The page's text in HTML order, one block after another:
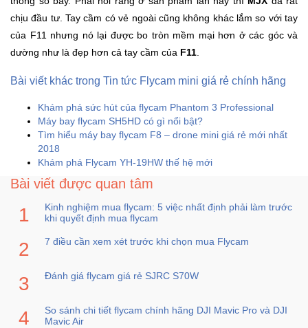
Giải
pháp
Voucher
Mẹ
chịu đầu tư. Tay cầm có vẻ ngoài cũng không khác lắm so với tay
của F11 nhưng nó lại được bo tròn mềm mại hơn ở các góc và
dường như là đẹp hơn cả tay cầm của F11
Bài viết khác trong Tin tức Flycam mini giá rẻ chính hãng
Khám phá sức hút của flycam Phantom 3 Professional
Máy bay flycam SH5HD có gì nổi bật?
Tìm hiểu máy bay flycam F8 – drone mini giá rẻ mới nhất
2018
Khám phá Flycam YH-19HW thế hệ mới
Bài viết được quan tâm
Kinh nghiệm mua flycam: 5 việc nhất định phải làm trước
khi quyết định mua flycam
7 điều cần xem xét trước khi chọn mua Flycam
Đánh giá flycam giá rẻ SJRC S70W
So sánh chi tiết flycam chính hãng DJI Mavic Pro và DJI
Mavic Air